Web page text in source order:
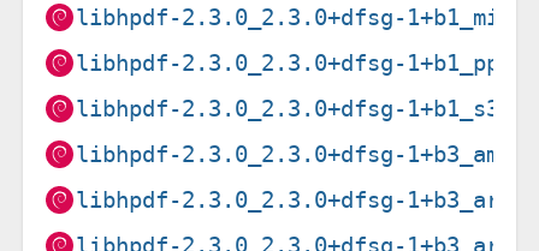
libhpdf-2.3.0_2.3.0+dfsg-
libhpdf-2.3.0_2.3.0+dfsg-
libhpdf-2.3.0_2.3.0+dfsg-
libhpdf-2.3.0_2.3.0+dfsg-
libhpdf-2.3.0_2.3.0+dfsg-
libhpdf-2.3.0_2.3.0+dfsg-